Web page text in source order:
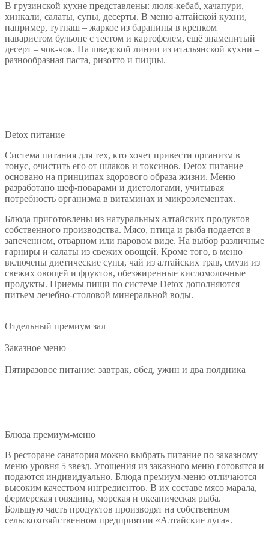
В грузинской кухне представлены: люля-кебаб, хачапури,
хинкали, салаты, супы, десерты. В меню алтайской кухни,
например, тутпаш – жаркое из баранины в крепком
наваристом бульоне с тестом и картофелем, ещё знаменитый
десерт – чок-чок. На шведской линии из итальянской кухни –
разнообразная паста, ризотто и пиццы.
Detox питание
Система питания для тех, кто хочет привести организм в
тонус, очистить его от шлаков и токсинов. Detox питание
основано на принципах здорового образа жизни. Меню
разработано шеф-поварами и диетологами, учитывая
потребность организма в витаминах и микроэлементах.
Блюда приготовлены из натуральных алтайских продуктов
собственного производства. Мясо, птица и рыба подается в
запеченном, отварном или паровом виде. На выбор различные
гарниры и салаты из свежих овощей. Кроме того, в меню
включены диетические супы, чай из алтайских трав, смузи из
свежих овощей и фруктов, обезжиренные кисломолочные
продукты. Приемы пищи по системе Detox дополняются
питьем лечебно-столовой минеральной воды.
Отдельный премиум зал
Заказное меню
Пятиразовое питание: завтрак, обед, ужин и два полдника
Блюда премиум-меню
В ресторане санатория можно выбрать питание по заказному
меню уровня 5 звезд. Угощения из заказного меню готовятся и
подаются индивидуально. Блюда премиум-меню отличаются
высоким качеством ингредиентов. В их составе мясо марала,
фермерская говядина, морская и океаническая рыба.
Большую часть продуктов производят на собственном
сельскохозяйственном предприятии «Алтайские луга».